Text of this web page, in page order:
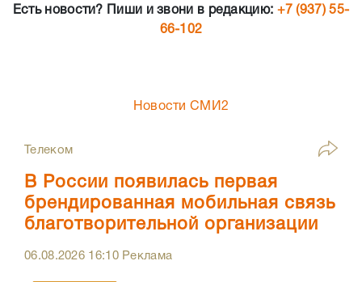
Есть новости? Пиши и звони в редакцию: +7 (937) 55-
66-102
Новости СМИ2
Телеком
В России появилась первая
брендированная мобильная связь
благотворительной организации
06.08.2026 16:10Реклама